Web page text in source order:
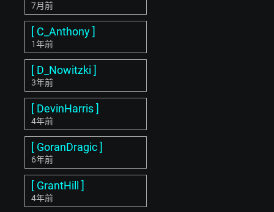
7月前
[ C_Anthony ]
1年前
[ D_Nowitzki ]
3年前
[ DevinHarris ]
4年前
[ GoranDragic ]
6年前
[ GrantHill ]
4年前